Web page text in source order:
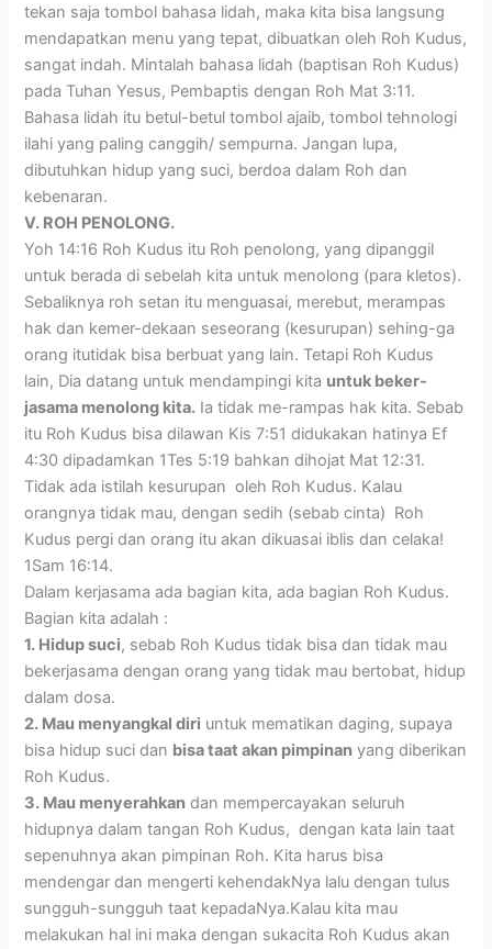
tekan saja tombol bahasa lidah, maka kita bisa langsung
mendapatkan menu yang tepat, dibuatkan oleh Roh Kudus,
sangat indah. Mintalah bahasa lidah (baptisan Roh Kudus)
pada Tuhan Yesus, Pembaptis dengan Roh Mat 3:11.
Bahasa lidah itu betul-betul tombol ajaib, tombol tehnologi
ilahi yang paling canggih/ sempurna. Jangan lupa,
dibutuhkan hidup yang suci, berdoa dalam Roh dan
kebenaran.
V. ROH PENOLONG.
Yoh 14:16 Roh Kudus itu Roh penolong, yang dipanggil
untuk berada di sebelah kita untuk menolong (para kletos).
Sebaliknya roh setan itu menguasai, merebut, merampas
hak dan kemer-dekaan seseorang (kesurupan) sehing-ga
orang itutidak bisa berbuat yang lain. Tetapi Roh Kudus
lain, Dia datang untuk mendampingi kita untuk beker-
jasama menolong kita. Ia tidak me-rampas hak kita. Sebab
itu Roh Kudus bisa dilawan Kis 7:51 didukakan hatinya Ef
4:30 dipadamkan 1Tes 5:19 bahkan dihojat Mat 12:31.
Tidak ada istilah kesurupan oleh Roh Kudus. Kalau
orangnya tidak mau, dengan sedih (sebab cinta) Roh
Kudus pergi dan orang itu akan dikuasai iblis dan celaka!
1Sam 16:14.
Dalam kerjasama ada bagian kita, ada bagian Roh Kudus.
Bagian kita adalah :
1. Hidup suci, sebab Roh Kudus tidak bisa dan tidak mau
bekerjasama dengan orang yang tidak mau bertobat, hidup
dalam dosa.
2. Mau menyangkal diri untuk mematikan daging, supaya
bisa hidup suci dan bisa taat akan pimpinan yang diberikan
Roh Kudus.
3. Mau menyerahkan dan mempercayakan seluruh
hidupnya dalam tangan Roh Kudus, dengan kata lain taat
sepenuhnya akan pimpinan Roh. Kita harus bisa
mendengar dan mengerti kehendakNya lalu dengan tulus
sungguh-sungguh taat kepadaNya.Kalau kita mau
melakukan hal ini maka dengan sukacita Roh Kudus akan